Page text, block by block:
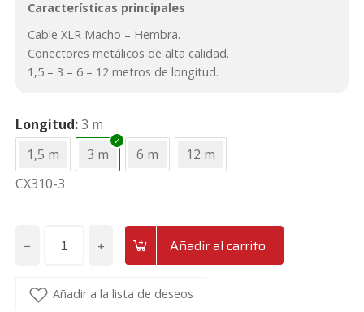
era:
8,50€.
es:
7€.
Características principales
Cable XLR Macho – Hembra.
Conectores metálicos de alta calidad.
1,5 – 3 – 6 – 12 metros de longitud.
Longitud 3 m
1,5 m
3 m 6 m
12 m
CX310-3
−
micrófono
+ Añadir al carrito
Añadir a la lista de deseos